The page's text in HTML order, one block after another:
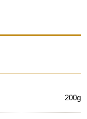
200g